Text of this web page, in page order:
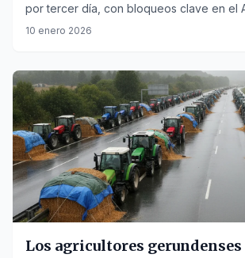
por tercer día, con bloqueos clave en el
una marcha programada en Tarragona.
10 enero 2026
Los agricultores